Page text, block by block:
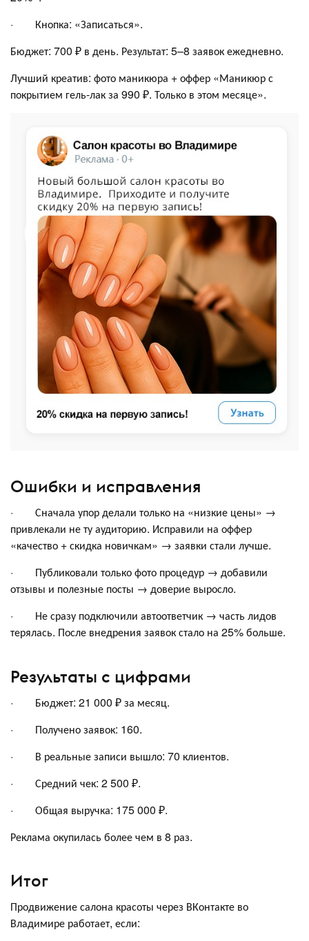
· Кнопка: «Записаться».
Бюджет: 700 ₽ в день. Результат: 5–8 заявок ежедневно.
Лучший креатив: фото маникюра + оффер «Маникюр с
покрытием гель-лак за 990 ₽. Только в этом месяце».
Ошибки и исправления
· Сначала упор делали только на «низкие цены» →
привлекали не ту аудиторию. Исправили на оффер
«качество + скидка новичкам» → заявки стали лучше.
· Публиковали только фото процедур → добавили
отзывы и полезные посты → доверие выросло.
· Не сразу подключили автоответчик → часть лидов
терялась. После внедрения заявок стало на 25% больше.
Результаты с цифрами
· Бюджет: 21 000 ₽ за месяц.
· Получено заявок: 160.
· В реальные записи вышло: 70 клиентов.
· Средний чек: 2 500 ₽.
· Общая выручка: 175 000 ₽.
Реклама окупилась более чем в 8 раз.
Итог
Продвижение салона красоты через ВКонтакте во
Владимире работает, если: